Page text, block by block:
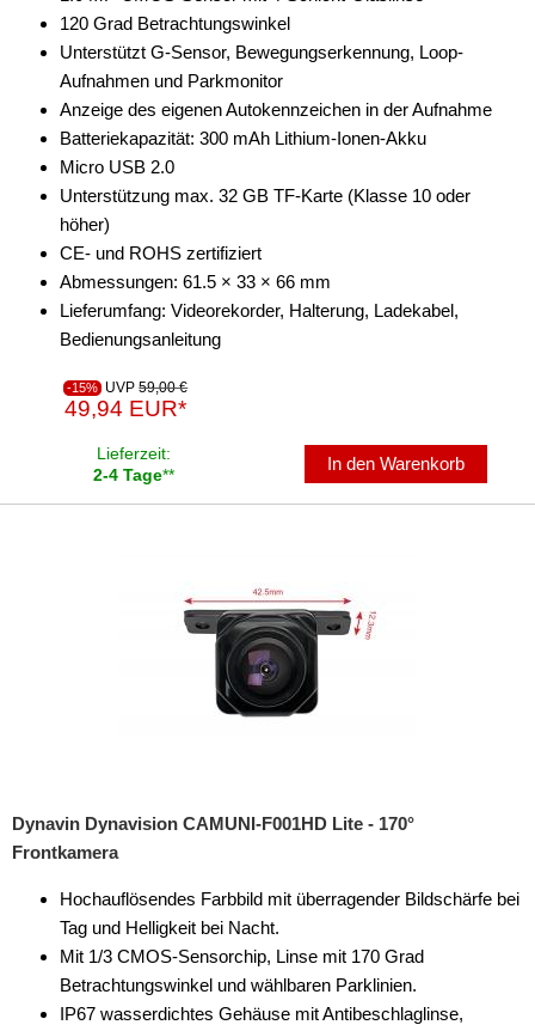
120 Grad Betrachtungswinkel
Unterstützt G-Sensor, Bewegungserkennung, Loop-
Aufnahmen und Parkmonitor
Anzeige des eigenen Autokennzeichen in der Aufnahme
Batteriekapazität: 300 mAh Lithium-Ionen-Akku
Micro USB 2.0
Unterstützung max. 32 GB TF-Karte (Klasse 10 oder
höher)
CE- und ROHS zertifiziert
Abmessungen: 61.5 × 33 × 66 mm
Lieferumfang: Videorekorder, Halterung, Ladekabel,
Bedienungsanleitung
-15% UVP 59,00 €
49,94 EUR*
Lieferzeit:
2-4 Tage**
In den Warenkorb
Dynavin Dynavision CAMUNI-F001HD Lite - 170°
Frontkamera
Hochauflösendes Farbbild mit überragender Bildschärfe bei
Tag und Helligkeit bei Nacht.
Mit 1/3 CMOS-Sensorchip, Linse mit 170 Grad
Betrachtungswinkel und wählbaren Parklinien.
IP67 wasserdichtes Gehäuse mit Antibeschlaglinse,